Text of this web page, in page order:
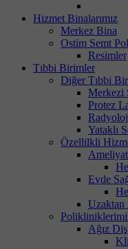
Hizmet Binalarımız
Merkez Bina
Ostim Semt
Resimler
Tıbbi Birimler
Diğer Tıbbi
Merkezi
Protez
Yataklı
Özellilkli
Evde
Uzaktan
Ağız